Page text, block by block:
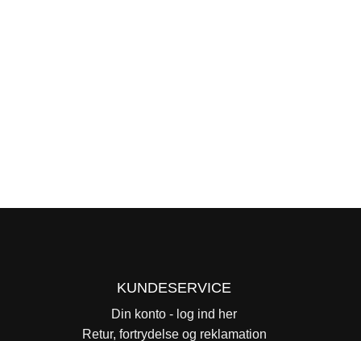
KUNDESERVICE
Din konto - log ind her
Retur, fortrydelse og reklamation